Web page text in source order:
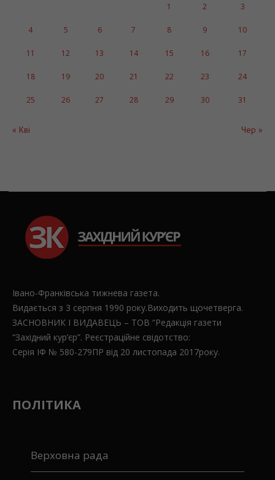
« Кві Чер »
1 2 3
4 5 6 7 8 9 10
11 12 13 14 15 16 17
18 19 20 21 22 23 24
25 26 27 28 29 30 31
Івано-Франківська тижнева газета.
Видається з 3 серпня 1990 року.Виходить щочетверга.
ЗАСНОВНИК І ВИДАВЕЦЬ – ТОВ “Редакція газети
“Західний кур’єр”. Реєстраційне свідотство:
Серія ІФ № 580-279ПР від 20 листопада 2017року.
ПОЛІТИКА
Верховна рада